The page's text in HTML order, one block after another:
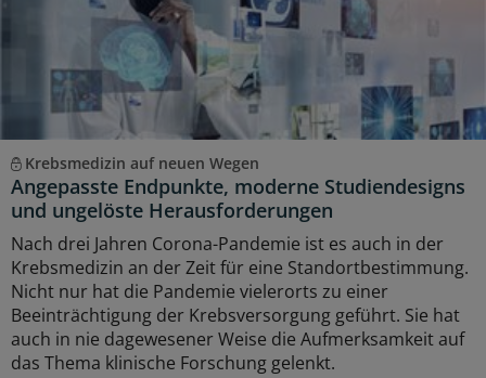
Krebsmedizin auf neuen Wegen
Angepasste Endpunkte, moderne Studiendesigns
und ungelöste Herausforderungen
Nach drei Jahren Corona-Pandemie ist es auch in der
Krebsmedizin an der Zeit für eine Standortbestimmung.
Nicht nur hat die Pandemie vielerorts zu einer
Beeinträchtigung der Krebsversorgung geführt. Sie hat
auch in nie dagewesener Weise die Aufmerksamkeit auf
das Thema klinische Forschung gelenkt.